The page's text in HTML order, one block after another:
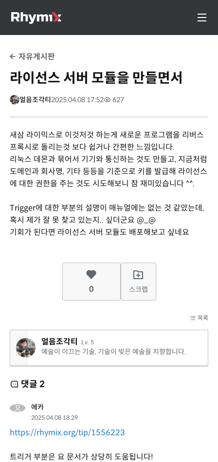
자유게시판
라이선스 서버 모듈을 만들면서
얼음조각티2025.04.08 17:52 627
새삼 라이믹스로 이것저것 하는게 새로운 프로그램을 리버스
프록시로 돌리는것 보다 쉽거나 간편한 느낌입니다.
리눅스 데몬과 묶어서 기기와 통신하는 것도 만들고, 지금처럼
도메인과 회사명, 기타 등등을 기준으로 키를 발급해 라이선스
에 대한 권한을 주는 것도 시도해보니 참 재미있습니다 ^^.
Trigger에 대한 부분의 설명이 매뉴얼에는 없는 것 같았는데,
혹시 제가 잘 못 찾고 있는지.. 싶더군요 @_@
기회가 된다면 라이선스 서버 모듈도 배포해보고 싶네요
0 스크랩
목록
얼음조각티 Lv. 5
예술이 이끄는 기술, 기술이 빚은 예술을 지향합니다.
댓글 2
에카
2025.04.08 18:29
https://rhymix.org/tip/1556223
트리거 부분은 요 문서가 상당히 도움됩니다!